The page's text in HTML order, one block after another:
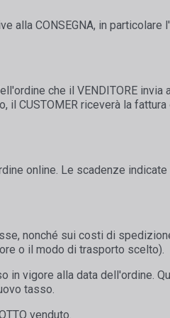
alla CONSEGNA, in particolare
che il VENDITORE invia
riceverà la fattura
online. Le scadenze
nonché sui costi di
o il modo di trasporto scelto).
in vigore alla data dell'ordine.
tasso.
venduto.